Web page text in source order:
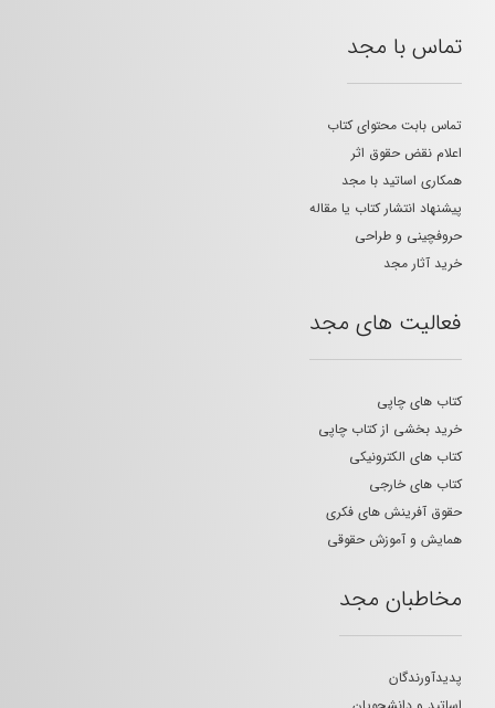
تماس با مجد
تماس بابت محتوای کتاب
اعلام نقض حقوق اثر
همکاری اساتید با مجد
پیشنهاد انتشار کتاب یا مقاله
حروفچینی و طراحی
خرید آثار مجد
فعالیت های مجد
کتاب های چاپی
خرید بخشی از کتاب چاپی
کتاب های الکترونیکی
کتاب های خارجی
حقوق آفرینش های فکری
همایش و آموزش حقوقی
مخاطبان مجد
پدیدآورندگان